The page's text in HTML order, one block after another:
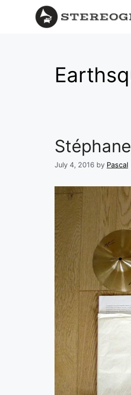
July 4, 2016 by Pascal